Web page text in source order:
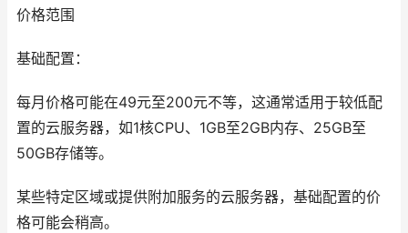
价格范围
基础配置：
每月价格可能在49元至200元不等，这通常适用于较低配
置的云服务器，如1核CPU、1GB至2GB内存、25GB至
50GB存储等。
某些特定区域或提供附加服务的云服务器，基础配置的价
格可能会稍高。